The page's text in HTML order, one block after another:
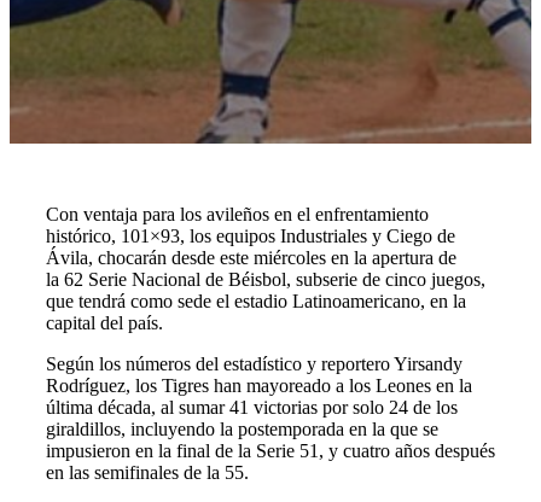
Con ventaja para los avileños en el enfrentamiento
histórico, 101×93, los equipos Industriales y Ciego de
Ávila, chocarán desde este miércoles en la apertura de
la 62 Serie Nacional de Béisbol, subserie de cinco juegos,
que tendrá como sede el estadio Latinoamericano, en la
capital del país.
Según los números del estadístico y reportero Yirsandy
Rodríguez, los Tigres han mayoreado a los Leones en la
última década, al sumar 41 victorias por solo 24 de los
giraldillos, incluyendo la postemporada en la que se
impusieron en la final de la Serie 51, y cuatro años después
en las semifinales de la 55.